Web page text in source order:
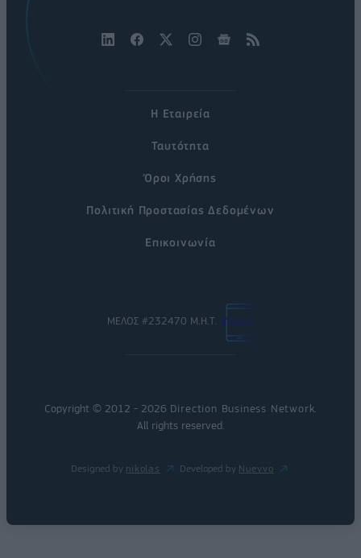
Η Εταιρεία
Ταυτότητα
Όροι Χρήσης
Πολιτική Προστασίας Δεδομένων
Επικοινωνία
ΜΕΛΟΣ #232470 Μ.Η.Τ.
Copyright © 2012 - 2026 Direction Business Network
All rights reserved.
Designed by nikolas Developed by Nuevvo